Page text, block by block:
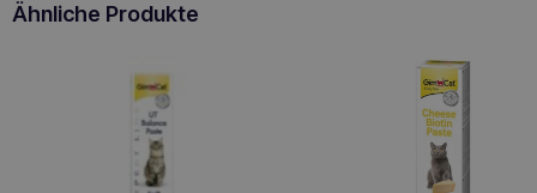
Ähnliche Produkte